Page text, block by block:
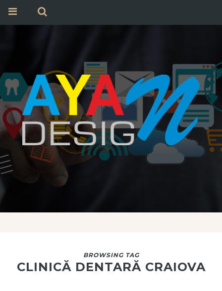
BROWSING TAG
CLINICĂ DENTARĂ CRAIOVA